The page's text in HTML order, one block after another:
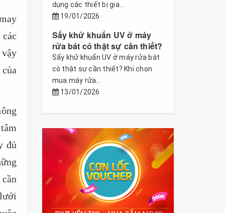
đủ
dụng các thiết bị gia...
19/01/2026
Sấy khử khuẩn UV ở máy
rửa bát có thật sự cần thiết?
Sấy khử khuẩn UV ở máy rửa bát
có thật sự cần thiết? Khi chọn
mua máy rửa...
13/01/2026